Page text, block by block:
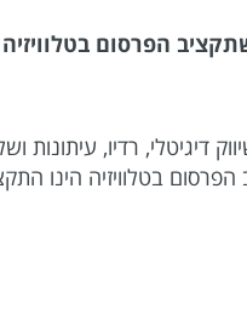
הפרסום בטלוויזיה
טלויזיה, שיווק דיגיטלי, רדיו,
בטלוויזיה הינו